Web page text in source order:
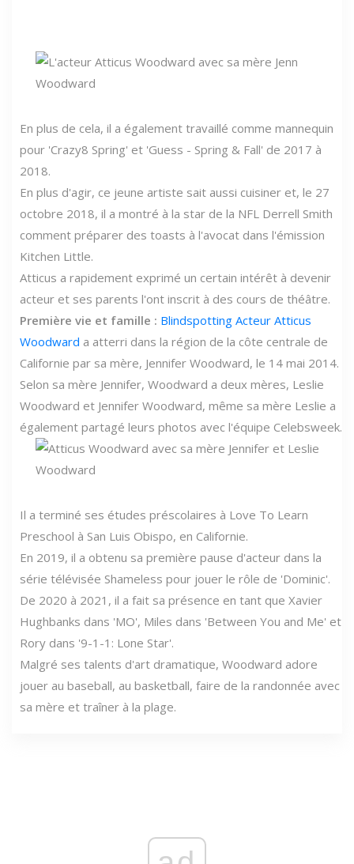
En plus de cela, il a également travaillé comme mannequin
pour 'Crazy8 Spring' et 'Guess - Spring & Fall' de 2017 à
2018.
En plus d'agir, ce jeune artiste sait aussi cuisiner et, le 27
octobre 2018, il a montré à la star de la NFL Derrell Smith
comment préparer des toasts à l'avocat dans l'émission
Kitchen Little.
Atticus a rapidement exprimé un certain intérêt à devenir
acteur et ses parents l'ont inscrit à des cours de théâtre.
Première vie et famille : Blindspotting Acteur Atticus
Woodward a atterri dans la région de la côte centrale de
Californie par sa mère, Jennifer Woodward, le 14 mai 2014.
Selon sa mère Jennifer, Woodward a deux mères, Leslie
Woodward et Jennifer Woodward, même sa mère Leslie a
également partagé leurs photos avec l'équipe Celebsweek.
Il a terminé ses études préscolaires à Love To Learn
Preschool à San Luis Obispo, en Californie.
En 2019, il a obtenu sa première pause d'acteur dans la
série télévisée Shameless pour jouer le rôle de 'Dominic'.
De 2020 à 2021, il a fait sa présence en tant que Xavier
Hughbanks dans 'MO', Miles dans 'Between You and Me' et
Rory dans '9-1-1: Lone Star'.
Malgré ses talents d'art dramatique, Woodward adore
jouer au baseball, au basketball, faire de la randonnée avec
sa mère et traîner à la plage.